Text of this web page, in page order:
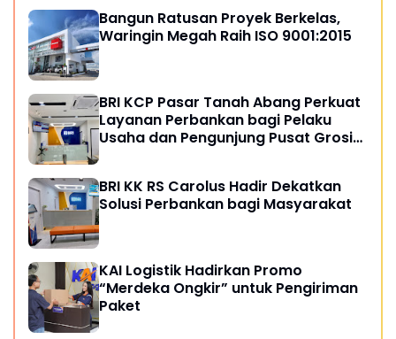
Bangun Ratusan Proyek Berkelas,
Waringin Megah Raih ISO 9001:2015
BRI KCP Pasar Tanah Abang Perkuat
Layanan Perbankan bagi Pelaku
Usaha dan Pengunjung Pusat Grosir
BRI KK RS Carolus Hadir Dekatkan
Solusi Perbankan bagi Masyarakat
KAI Logistik Hadirkan Promo
“Merdeka Ongkir” untuk Pengiriman
Paket